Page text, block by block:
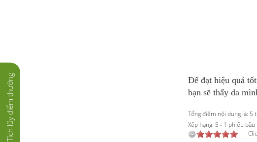
Để đạt hiệu quả
bạn sẽ thấy da
Tổng điểm nội dung là: 5
Xếp hạng: 5 - 1 phiếu bầu
Tích lũy điểm thưởng